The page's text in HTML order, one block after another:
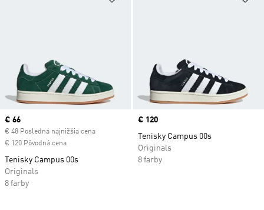
Current price
€ 66
€ 48 Posledná najnižšia cena
€ 120 Pôvodná cena
Tenisky Campus 00s
Originals
8 farby
Price
€ 120
Tenisky Campus 00s
Originals
8 farby